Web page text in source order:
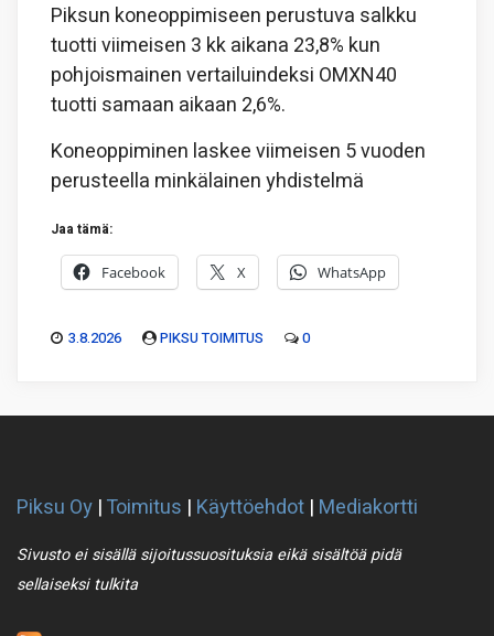
Piksun koneoppimiseen perustuva salkku
tuotti viimeisen 3 kk aikana 23,8% kun
pohjoismainen vertailuindeksi OMXN40
tuotti samaan aikaan 2,6%.
Koneoppiminen laskee viimeisen 5 vuoden
perusteella minkälainen yhdistelmä
Jaa tämä:
Facebook X WhatsApp
3.8.2026 PIKSU TOIMITUS 0
Piksu Oy |Toimitus | Käyttöehdot | Mediakortti
Sivusto ei sisällä sijoitussuosituksia eikä sisältöä pidä
sellaiseksi tulkita